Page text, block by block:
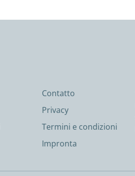
Contatto
Privacy
Termini e condizioni
Impronta